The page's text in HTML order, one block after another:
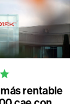
rentable